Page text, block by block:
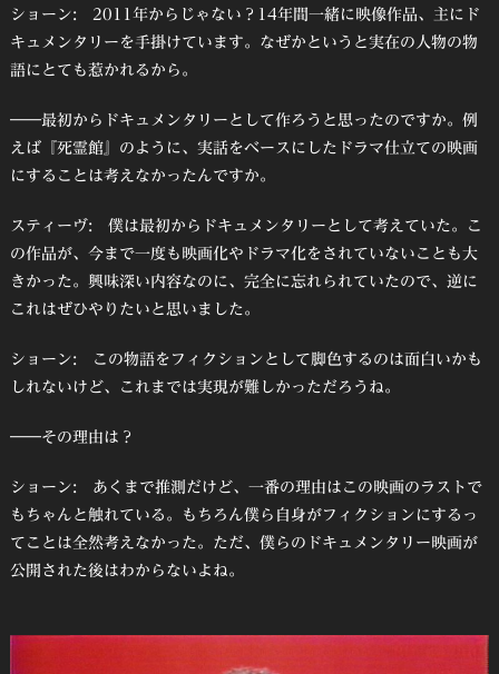
ショーン: 2011年からじゃない？14年間一緒に映像作品、主にド
キュメンタリーを手掛けています。なぜかというと実在の人物の物
語にとても惹かれるから。
――最初からドキュメンタリーとして作ろうと思ったのですか。例
えば『死霊館』のように、実話をベースにしたドラマ仕立ての映画
にすることは考えなかったんですか。
スティーヴ: 僕は最初からドキュメンタリーとして考えていた。こ
の作品が、今まで一度も映画化やドラマ化をされていないことも大
きかった。興味深い内容なのに、完全に忘れられていたので、逆に
これはぜひやりたいと思いました。
ショーン: この物語をフィクションとして脚色するのは面白いかも
しれないけど、これまでは実現が難しかっただろうね。
――その理由は？
ショーン: あくまで推測だけど、一番の理由はこの映画のラストで
もちゃんと触れている。もちろん僕ら自身がフィクションにするっ
てことは全然考えなかった。ただ、僕らのドキュメンタリー映画が
公開された後はわからないよね。